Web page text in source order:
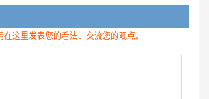
这里发表您的看法、交流您的观点。